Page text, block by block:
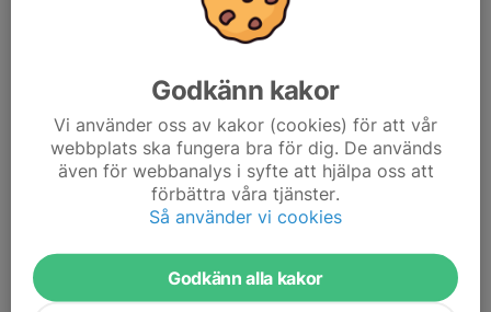
följer sedan Tinnerbäcken tillbaka.
underlätta planering av långpassen i och med att vi får in
värdefull statistik (kräver inlogg).
drive.google.com/drive/folders/1gDZfMboNXzA53OjGj
bIYEQk8dj1D_7Ru?usp=drive_link
Godkänn kakor
Vi använder oss av kakor (cookies) för att vår
webbplats ska fungera bra för dig. De används
även för webbanalys i syfte att hjälpa oss att
förbättra våra tjänster.
Så använder vi cookies
Godkänn alla kakor